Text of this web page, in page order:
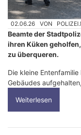
02.06.26 VON
Beamte der
ihren Küken
zu überqueren.
Die kleine
Gebäudes
Weiterlesen